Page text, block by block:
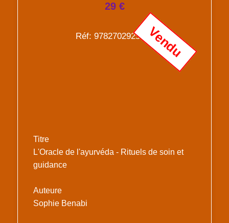
29 €
Réf: 9782702925843Vendu
Titre
L'Oracle de l'ayurvéda - Rituels de soin et
guidance
Auteure
Sophie Benabi